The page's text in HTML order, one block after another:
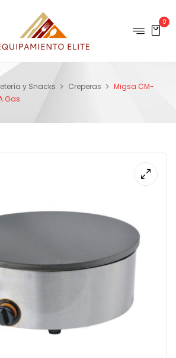
0
y Snacks Creperas
Migsa CM-
Gas